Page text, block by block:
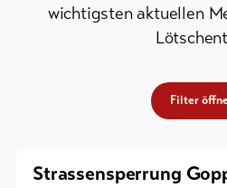
wichtigsten aktuellen
Filter
Strassensperrung